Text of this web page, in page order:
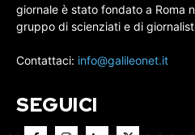
giornale è stato fondato a Roma
gruppo di scienziati e di
Contattaci: info@galileonet.it
SEGUICI